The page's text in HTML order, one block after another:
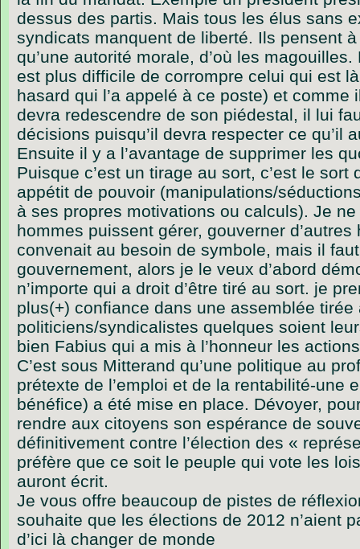
dessus des partis. Mais tous les élus sans
syndicats manquent de liberté. Ils pensent
qu’une autorité morale, d’où les
est plus difficile de corrompre celui qui est
hasard qui l’a appelé à ce poste) et comme
devra redescendre de son piédestal, il lui
décisions puisqu’il devra respecter ce qu’il
Ensuite il y a l’avantage de supprimer les
Puisque c’est un tirage au sort, c’est le sort
appétit de pouvoir (manipulations/
à ses propres motivations ou calculs). Je
hommes puissent gérer, gouverner
convenait au besoin de symbole, mais il
gouvernement, alors je le veux d’abord
n’importe qui a droit d’être tiré au sort. je
plus(+) confiance dans une assemblée
politiciens/syndicalistes quelques soient
bien Fabius qui a mis à l’honneur les
C’est sous Mitterand qu’une politique au
prétexte de l’emploi et de la rentabilité-une
bénéfice) a été mise en place. Dévoyer,
rendre aux citoyens son espérance de
définitivement contre l’élection des «
préfère que ce soit le peuple qui vote les
auront écrit.
Je vous offre beaucoup de pistes de
souhaite que les élections de 2012 n’aient
d’ici là changer de monde